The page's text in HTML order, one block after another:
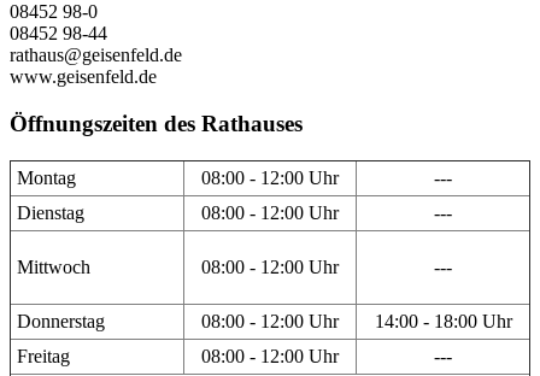
08452 98-0
08452 98-44
rathaus@geisenfeld.de
www.geisenfeld.de
Öffnungszeiten des Rathauses
Montag 08:00 - 12:00 Uhr
---
Dienstag
08:00 - 12:00 Uhr ---
Mittwoch 08:00 - 12:00 Uhr ---
Donnerstag 08:00 - 12:00 Uhr
14:00 - 18:00 Uhr
Freitag
08:00 - 12:00 Uhr ---